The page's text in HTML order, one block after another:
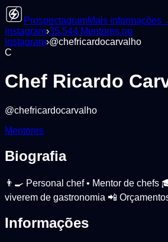
ProspectagramMais informações
Instagram›35.544 Mentores no
Instagram›@chefricardocarvalho
C
Chef Ricardo
@chefricardocarvalho
Mentores
Biografia
👨‍🍳 Personal chef • Mentor de chefs
viverem de gastronomia 📲
Informações